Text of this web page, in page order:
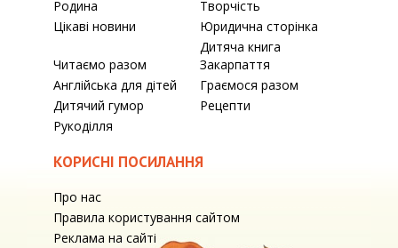
Родина
Творчість
Цікаві новини
Юридична сторінка
Читаємо разом
Дитяча книга
Закарпаття
Англійська для дітей
Граємося разом
Дитячий гумор
Рецепти
Рукоділля
КОРИСНІ ПОСИЛАННЯ
Про нас
Правила користування сайтом
Реклама на сайті